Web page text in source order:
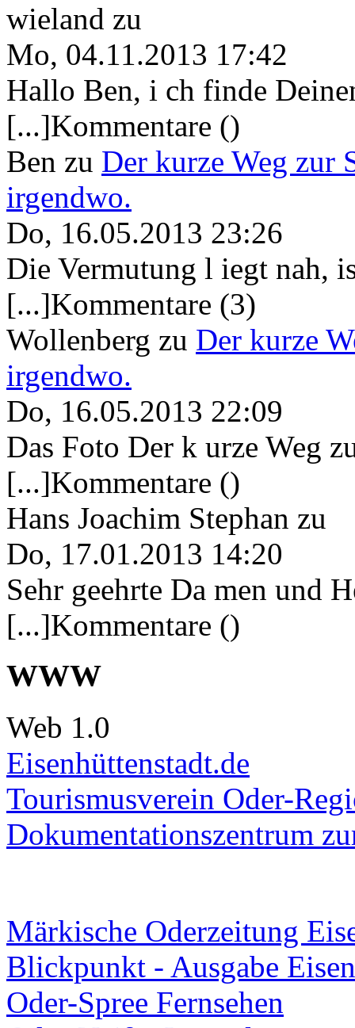
wieland zu
Mo, 04.11.2013 17:42
Hallo Ben, i ch finde
[...]Kommentare ()
Ben zu Der kurze Weg zur
irgendwo.
Do, 16.05.2013 23:26
Die Vermutung l iegt nah,
[...]Kommentare (3)
Wollenberg zu Der kurze
irgendwo.
Do, 16.05.2013 22:09
Das Foto Der k urze Weg
[...]Kommentare ()
Hans Joachim Stephan zu
Do, 17.01.2013 14:20
Sehr geehrte Da men und
[...]Kommentare ()
WWW
Web 1.0
Eisenhüttenstadt.de
Tourismusverein Oder-
Dokumentationszentrum
Märkische Oderzeitung
Blickpunkt - Ausgabe
Oder-Spree Fernsehen